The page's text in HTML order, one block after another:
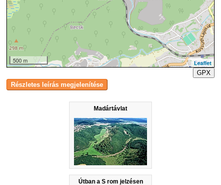
Madártávlat
Útban a S rom jelzésen
500 m
Leaflet
GPX